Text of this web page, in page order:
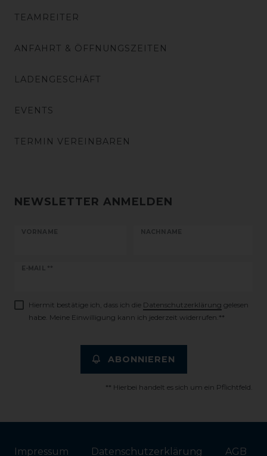
TEAMREITER
ANFAHRT & ÖFFNUNGSZEITEN
LADENGESCHÄFT
EVENTS
TERMIN VEREINBAREN
NEWSLETTER ANMELDEN
VORNAME NACHNAME
E-MAIL **
Newsletter
Hiermit bestätige ich, dass ich die Daten­schutz­erklärung gelesen
habe. Meine Einwilligung kann ich jederzeit widerrufen.**
ABONNIEREN
** Hierbei handelt es sich um ein Pflichtfeld.
Impressum Daten­schutz­erklärung AGB